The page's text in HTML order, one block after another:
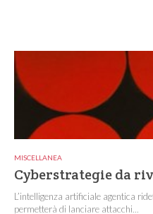
MISCELLANEA
Cyberstrategie da
L’intelligenza artificiale agentica
permetterà di lanciare attacchi...